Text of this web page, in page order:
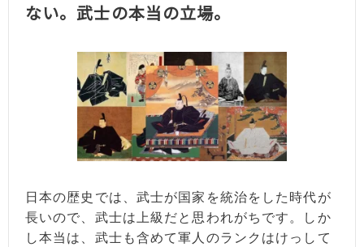
ない。武士の本当の立場。
日本の歴史では、武士が国家を統治をした時代が
長いので、武士は上級だと思われがちです。しか
し本当は、武士も含めて軍人のランクはけっして